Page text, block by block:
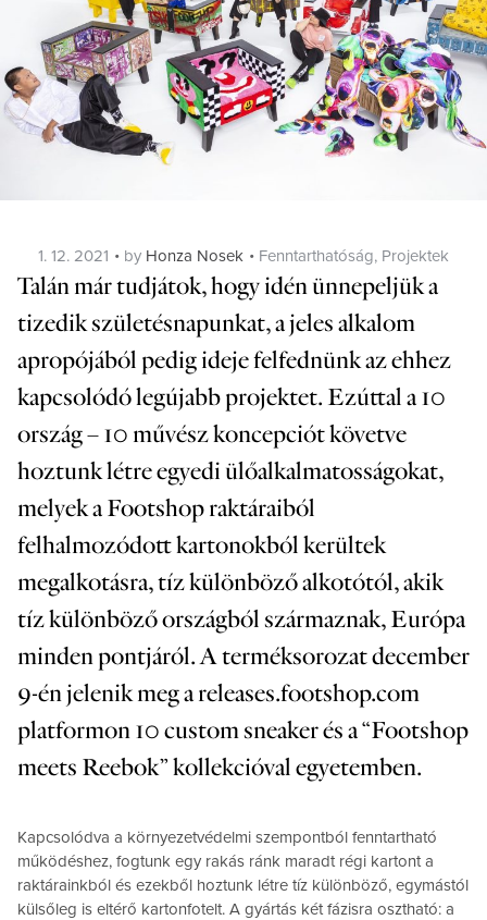
Posted
on
1. 12. 2021 by Honza Nosek Categories
Fenntarthatóság, Projektek
Talán már tudjátok, hogy idén ünnepeljük a
tizedik születésnapunkat, a jeles alkalom
apropójából pedig ideje felfednünk az ehhez
kapcsolódó legújabb projektet. Ezúttal a 10
ország – 10 művész koncepciót követve
hoztunk létre egyedi ülőalkalmatosságokat,
melyek a Footshop raktáraiból
felhalmozódott kartonokból kerültek
megalkotásra, tíz különböző alkotótól, akik
tíz különböző országból származnak, Európa
minden pontjáról. A terméksorozat december
9-én jelenik meg a releases.footshop.com
platformon 10 custom sneaker és a “Footshop
meets Reebok” kollekcióval egyetemben.
Kapcsolódva a környezetvédelmi szempontból fenntartható
működéshez, fogtunk egy rakás ránk maradt régi kartont a
raktárainkból és ezekből hoztunk létre tíz különböző, egymástól
külsőleg is eltérő kartonfotelt. A gyártás két fázisra osztható: a